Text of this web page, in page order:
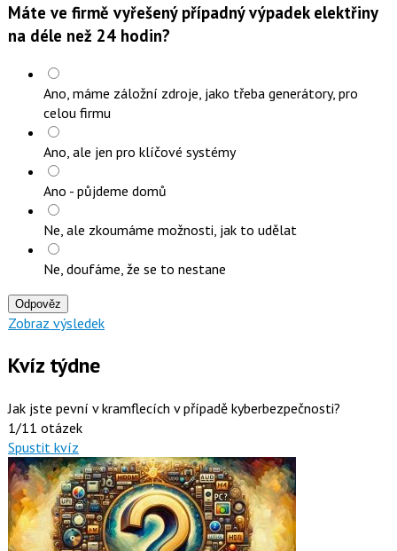
Máte ve firmě vyřešený případný výpadek elektřiny
na déle než 24 hodin?
Ano, máme záložní zdroje, jako třeba generátory, pro
celou firmu
Ano, ale jen pro klíčové systémy
Ano - půjdeme domů
Ne, ale zkoumáme možnosti, jak to udělat
Ne, doufáme, že se to nestane
Odpověz
Zobraz výsledek
Kvíz týdne
Jak jste pevní v kramflecích v případě kyberbezpečnosti?
1/11 otázek
Spustit kvíz